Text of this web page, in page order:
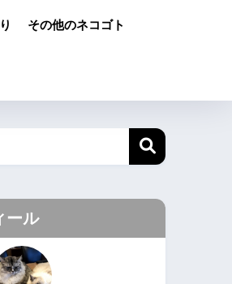
その他のネコゴト
ール